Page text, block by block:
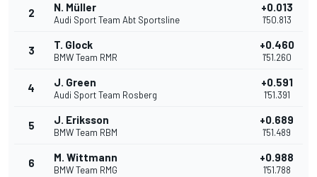
2 N. Müller
Audi Sport Team Abt Sportsline
+0.013
1'50.813
3 T. Glock
BMW Team RMR
+0.460
1'51.260
4 J. Green
Audi Sport Team Rosberg
+0.591
1'51.391
5 J. Eriksson
BMW Team RBM
+0.689
1'51.489
6 M. Wittmann
BMW Team RMG
+0.988
1'51.788